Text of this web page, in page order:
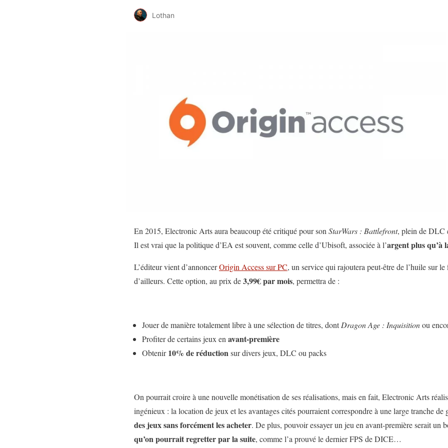
Lothan
En 2015, Electronic Arts aura beaucoup été critiqué pour son StarWars : Battlefront, plein de DLC
Il est vrai que la politique d’EA est souvent, comme celle d’Ubisoft, associée à l’argent plus qu’à
L’éditeur vient d’annoncerOrigin Access sur PC, un service qui rajoutera peut-être de l’huile sur
d’ailleurs. Cette option, au prix de3,99€ par mois, permettra de :
Jouer de manière totalement libre à une sélection de titres, dontDragon Age : Inquisitionou
Profiter de certains jeux en avant-première
Obtenir10% de réductionsur divers jeux, DLC ou packs
On pourrait croire à une nouvelle monétisation de ses réalisations, mais en fait, Electronic Arts
ingénieux : la location de jeux et les avantages cités pourraient correspondre à une large tranche de
des jeux sans forcément les acheter. De plus, pouvoir essayer un jeu en avant-première serait un
qu’on pourrait regretter par la suite, comme l’a prouvé le dernier FPS de DICE…